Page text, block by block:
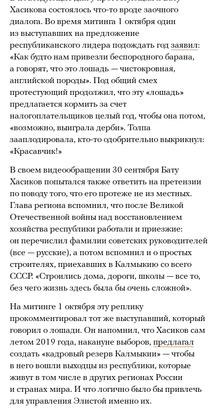
Хасикова состоялось что-то вроде заочного
диалога. Во время митинга 1 октября один
из выступавших на предложение
республиканского лидера подождать год заявил:
«Как будто нам привезли беспородного барана,
а говорят, что это лошадь — чистокровная,
английской породы». Под общий смех
протестующий продолжил, что эту «лошадь»
предлагается кормить за счет
налогоплательщиков целый год, чтобы она потом,
«возможно, выиграла дерби». Толпа
зааплодировала, кто-то одобрительно выкрикнул:
«Красавчик!»
В своем видеообращении 30 сентября Бату
Хасиков попытался также ответить на претензии
по поводу того, что его протеже не из местных.
Глава региона вспомнил, что после Великой
Отечественной войны над восстановлением
хозяйства республики работали и приезжие:
он перечислил фамилии советских руководителей
(все — русские), а потом вспомнил и о простых
строителях, приехавших в Калмыкию со всего
СССР. «Строились дома, дороги, школы — все то,
без чего жизнь здесь была бы очень сложной».
На митинге 1 октября эту реплику
прокомментировал тот же выступавший, который
говорил о лошади. Он напомнил, что Хасиков сам
летом 2019 года, накануне выборов, предлагал
создать «кадровый резерв Калмыкии» — чтобы
в него вошли выходцы из республики, которые
живут в том числе в других регионах России
и странах мира. И что логично было бы привлечь
для управления Элистой именно их.